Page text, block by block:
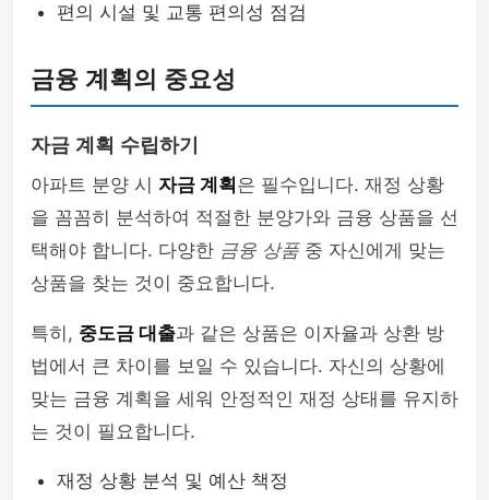
편의 시설 및 교통 편의성 점검
금융 계획의 중요성
자금 계획 수립하기
아파트 분양 시 자금 계획 은 필수입니다. 재정 상황
을 꼼꼼히 분석하여 적절한 분양가와 금융 상품을 선
택해야 합니다. 다양한 금융 상품중 자신에게 맞는
상품을 찾는 것이 중요합니다.
특히, 중도금 대출과 같은 상품은 이자율과 상환 방
법에서 큰 차이를 보일 수 있습니다. 자신의 상황에
맞는 금융 계획을 세워 안정적인 재정 상태를 유지하
는 것이 필요합니다.
재정 상황 분석 및 예산 책정